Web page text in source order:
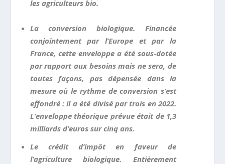
les agriculteurs bio.
La conversion biologique. Financée
conjointement par l’Europe et par la
France, cette enveloppe a été sous-dotée
par rapport aux besoins mais ne sera, de
toutes façons, pas dépensée dans la
mesure où le rythme de conversion s’est
effondré : il a été divisé par trois en 2022.
L’enveloppe théorique prévue était de 1,3
milliards d’euros sur cinq ans.
Le crédit d’impôt en faveur de
l’agriculture biologique. Entièrement